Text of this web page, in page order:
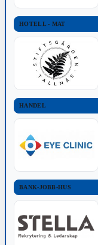
HOTELL - MAT
HANDEL
BANK-JOBB-HUS